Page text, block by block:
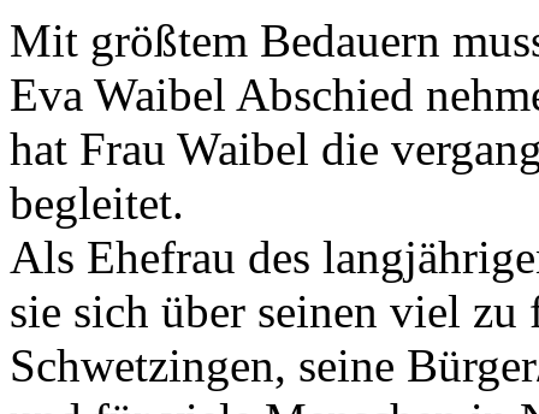
Mit größtem Bedauern
Eva Waibel Abschied
hat Frau Waibel die
begleitet.
Als Ehefrau des
sie sich über seinen viel
Schwetzingen, seine